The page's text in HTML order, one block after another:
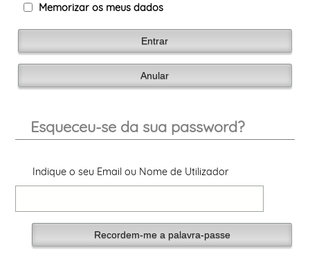
Memorizar os meus dados
Esqueceu-se da sua password?
Indique o seu Email ou Nome de Utilizador